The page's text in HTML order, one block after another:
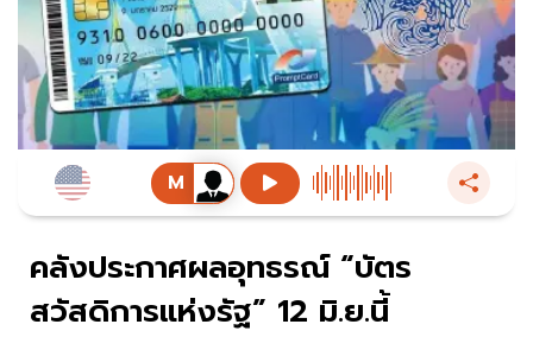
คลังประกาศผลอุทธรณ์ “บัตร
สวัสดิการแห่งรัฐ” 12 มิ.ย.นี้